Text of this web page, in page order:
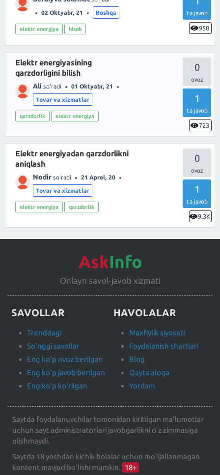
ta javob
950
02 Oktyabr, 21 Boshqa
elektr energiya hisob
0
1
ta javob
723
Elektr energiyasining
qarzdorligini bilish
Ali so'radi 01 Oktyabr, 21
Tovar va xizmatlar
qarzdorlik elektr energiya
0
1
ta javob
9.3K
Elektr energiyadan qarzdorlikni
aniqlash
Nodir so'radi 21 Aprel, 20
Tovar va xizmatlar
elektr energiya qarzdorlik
AskInfo
Onlayn savol-javob xizmati
SAVOLLAR
Trenddagi
So'nggi savollar
Eng ko'p ovoz berilgan
Eng ko'p javob berilgan
Eng ko'p ko'rilgan
HAVOLALAR
Maxfiylik siyosati
Foydalanish shartlari
Blog
Qayta aloqa
Yordam
Saytda foydalanuvchilar tomonidan kiritilgan ma'lumotlar
uchun sayt administratorlari javobgarlikni o'z zimmasiga
olishmaydi.
Saytda 18 yoshdan kichik bolalar uchun mo'ljallanmagan
kontent mavjud bo'lishi mumkin. 18+